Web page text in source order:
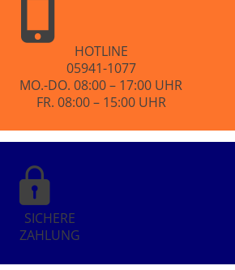
HOTLINE
05941-1077
MO.-DO. 08:00 – 17:00 UHR
FR. 08:00 – 15:00 UHR
SICHERE
ZAHLUNG